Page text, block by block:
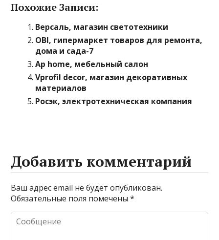
Похожие Записи:
Версаль, магазин светотехники
OBI, гипермаркет товаров для ремонта,
дома и сада-7
Ap home, мебельный салон
Vprofil decor, магазин декоративных
материалов
Росэк, электротехническая компания
Добавить комментарий
Ваш адрес email не будет опубликован.
Обязательные поля помечены*